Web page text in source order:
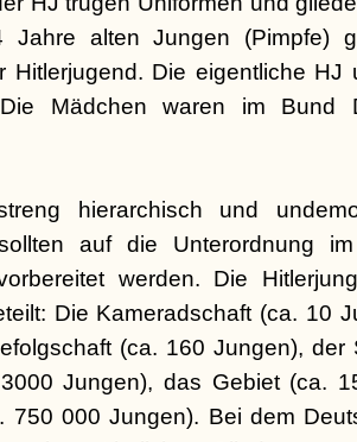
Jahre alten Jungen (Pimpfe)
Hitlerjugend. Die eigentliche HJ
Mädchen waren im Bund
hierarchisch und
auf die Unterordnung
werden. Die
Die Kameradschaft (ca. 10
(ca. 160 Jungen), der
Jungen), das Gebiet (ca.
750 000 Jungen). Bei dem